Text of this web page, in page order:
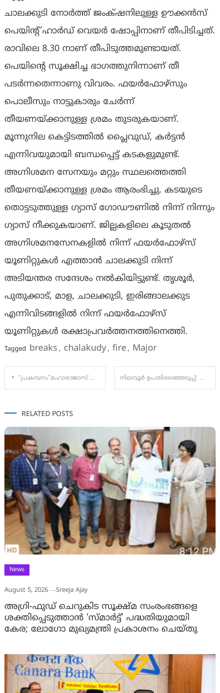
ചാലക്കുടി നോർത്ത് ജംക്‌ഷനിലുള്ള ഊക്കൻസ്
പെയിൻ്റ് ഹാർഡ് വെയർ ഷോപ്പിനാണ് തീപിടിച്ചത്.
രാവിലെ 8.30 നാണ് തീപിടുത്തമുണ്ടായത്.
പെയിൻ്റെ സൂക്ഷിച്ച ഭാഗത്തുനിന്നാണ് തീ
പടർന്നതെന്നാണു വിവരം. ഫയർഫോഴ്സും
പൊലീസും നാട്ടുകാരും ചേര്‍ന്ന്
തീയണയ്ക്കാനുള്ള ശ്രമം തുടരുകയാണ്.
മൂന്നുനില കെട്ടിടത്തിൽ പ്ലൈവുഡ്, കർട്ടൻ
എന്നിവയുമായി ബന്ധപ്പെട്ട് കടകളുമുണ്ട്.
അഗ്നിശമന സേനയും മറ്റും സ്ഥലത്തെത്തി
തീയണയ്ക്കാനുള്ള ശ്രമം ആരംഭിച്ചു. കടയുടെ
തൊട്ടടുത്തുള്ള ഗ്യാസ് ഗോഡൗണില്‍ നിന്ന് നിന്നും
ഗ്യാസ് നീക്കുകയാണ്. ജില്ലകളിലെ കൂടുതല്‍
അഗ്നിശമനസേനകളില്‍ നിന്ന് ഫയര്‍ഫോഴ്സ്
യൂണിറ്റുകള്‍ എത്താന്‍ ചാലക്കുടി നിന്ന്
അടിയന്തര സന്ദേശം നല്‍കിയിട്ടുണ്ട്. തൃശൂർ,
പുതുക്കാട്, മാള, ചാലക്കുടി, ഇരിങ്ങാലക്കുട
എന്നിവിടങ്ങളിൽ നിന്ന് ഫയര്‍ഫോഴ്സ്
യൂണിറ്റുകള്‍ രക്ഷാപ്രവർത്തനത്തിനെത്തി.
Tagged breaks , chalakudy, fire, Major
Post
“പ്രകമ്പനം”മഹാരാജാസ് കോളജിൽ സ്വിച്ച് ഓൺ കർമ്മം സംവിധായകൻ ലാൽജോസ് നിർവഹിച്ചു നിലമ്പൂര്‍ ഉപതിരഞ്ഞെടുപ്പ്: പ്രചാരണം അവസാനലാപ്പില്‍; നാളെ കൊട്ടിക്കലാശം
RELATED POSTS
News
August 5, 2026 Sreeja Ajay
അഗ്രി-ഫുഡ് ചെറുകിട സൂക്ഷ്മ സംരംഭങ്ങളെ
ശക്തിപ്പെടുത്താന്‍ ‘സ്മാര്‍ട്ട്’ പദ്ധതിയുമായി
കേര; ലോഗോ മുഖ്യമന്ത്രി പ്രകാശനം ചെയ്തു